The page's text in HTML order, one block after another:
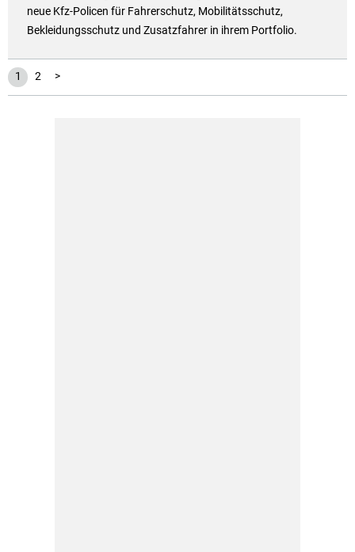
neue Kfz-Policen für Fahrerschutz, Mobilitätsschutz,
Bekleidungsschutz und Zusatzfahrer in ihrem Portfolio.
1 2 >